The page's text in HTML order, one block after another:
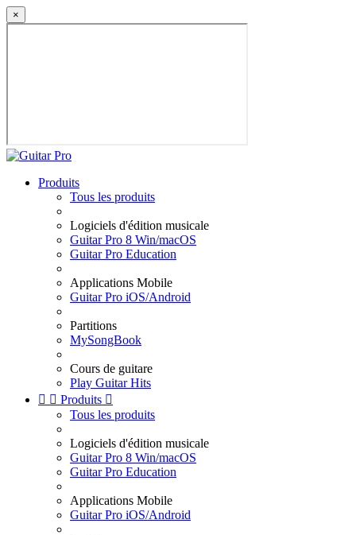
×
Produits
Tous les produits
Logiciels d'édition musicale
Guitar Pro 8 Win/macOS
Guitar Pro Education
Applications Mobile
Guitar Pro iOS/Android
Partitions
MySongBook
Cours de guitare
Play Guitar Hits
  Produits 
Tous les produits
Logiciels d'édition musicale
Guitar Pro 8 Win/macOS
Guitar Pro Education
Applications Mobile
Guitar Pro iOS/Android